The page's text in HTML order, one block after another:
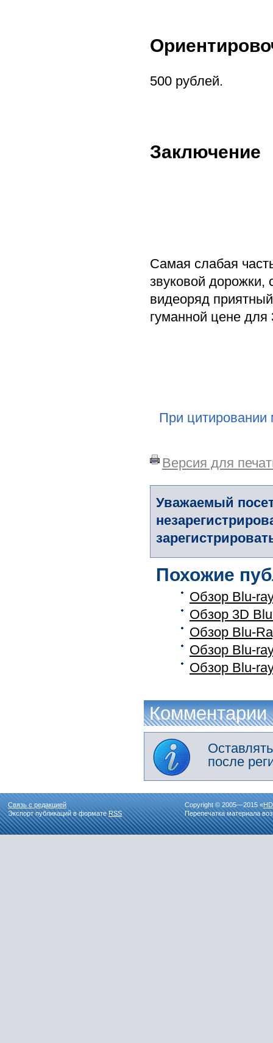
500 рублей.
Заключение
Самая слабая
звуковой дорожки,
видеоряд
гуманной цене для
При цитировании
Версия для
Уважаемый
Похожие
Обзор Blu-
Обзор 3D
Обзор Blu-
Обзор Blu-
Обзор Blu-
Комментарии
после
Связь с редакцией
Экспорт публикаций в форматеRSS
Copyright © 2005—2015 «
Перепечатка материала